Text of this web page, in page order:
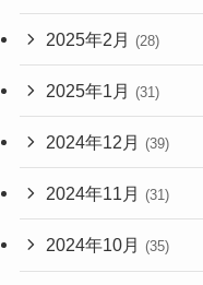
2025年2月 (28)
2025年1月 (31)
2024年12月 (39)
2024年11月 (31)
2024年10月 (35)